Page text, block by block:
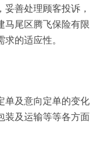
善处理顾客投诉，
马尾区腾飞保险有限
的适应性。
单及意向定单的变化
装及运输等等各方面